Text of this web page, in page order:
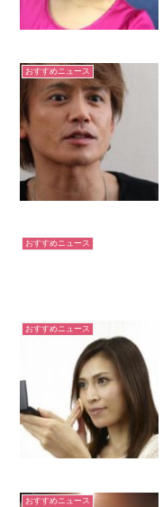
おすすめニュース
おすすめニュース
おすすめニュース
おすすめニュース